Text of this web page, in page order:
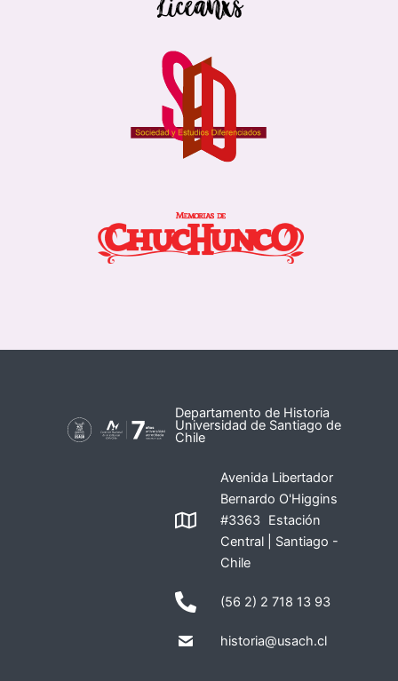
Departamento de Historia
Universidad de Santiago de
Chile
Avenida Libertador
Bernardo O'Higgins
#3363 Estación
Central | Santiago -
Chile
(56 2) 2 718 13 93
historia@usach.cl